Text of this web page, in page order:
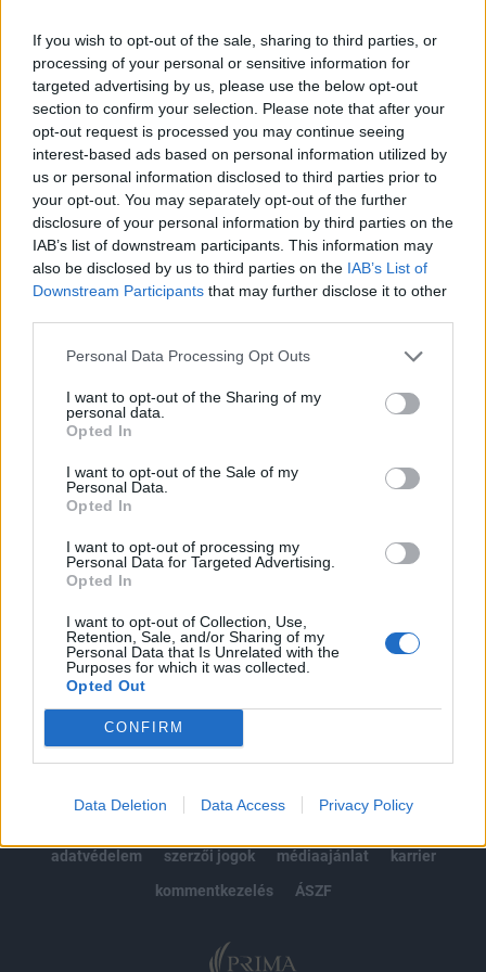
If you wish to opt-out of the sale, sharing to third parties, or
processing of your personal or sensitive information for
targeted advertising by us, please use the below opt-out
section to confirm your selection. Please note that after your
opt-out request is processed you may continue seeing
interest-based ads based on personal information utilized by
us or personal information disclosed to third parties prior to
your opt-out. You may separately opt-out of the further
disclosure of your personal information by third parties on the
IAB’s list of downstream participants. This information may
also be disclosed by us to third parties on the IAB’s List of
Downstream Participants that may further disclose it to other
Personal Data Processing Opt Outs
I want to opt-out of the Sharing of my
personal data.
Opted In
I want to opt-out of the Sale of my
Personal Data.
Opted In
I want to opt-out of processing my
Personal Data for Targeted Advertising.
Opted In
I want to opt-out of Collection, Use,
Retention, Sale, and/or Sharing of my
Personal Data that Is Unrelated with the
Purposes for which it was collected.
Opted Out
CONFIRM
Data Deletion Data Access Privacy Policy
A forgalmasabb papírok közül kiemelhető a Rába
erősödése, a gépipari részvények árfolyama 2.2%-kal
emelkedett, a Pannonplast pedig 2%-kal áll előző záró
értéke fölött. A tech papírok is növelték eddig értéküket, a
Synergon 800 Ft közelében mozog újra, a Graphisoft pedig
0.5%-kal drágult. A legnagyobb forgalma ma az OTP-nek
van, a legnagyobb hazai bank 1%-os emelkedést...
KEDVES OLVASÓNK!
regisztrációhoz kötött.
Az előfizetés a következőket tartalmazza:
Portfolio.hu teljes cikkarchívum
kötéslistái
Előfizetés
MÁR ELŐFIZETŐNK VAGY?BEJELENTKEZÉS
adatvédelem
szerzői jogok médiaajánlat
karrier
kommentkezelés
ÁSZF